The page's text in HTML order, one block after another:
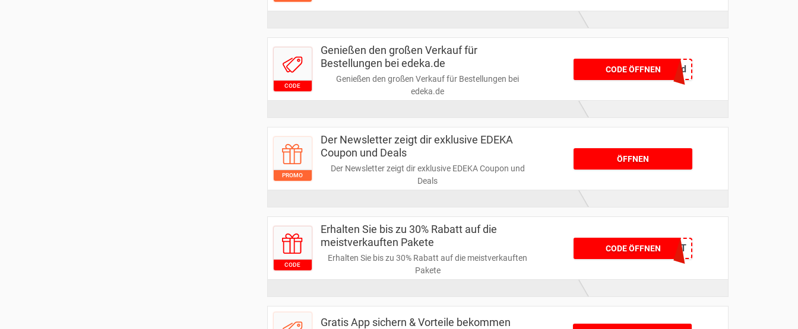
CODE
Genießen den großen Verkauf für
Bestellungen bei edeka.de
Genießen den großen Verkauf für Bestellungen bei
edeka.de
CODE ÖFFNEN wird
PROMO
Der Newsletter zeigt dir exklusive EDEKA
Coupon und Deals
Der Newsletter zeigt dir exklusive EDEKA Coupon und
Deals
ÖFFNEN
CODE
Erhalten Sie bis zu 30% Rabatt auf die
meistverkauften Pakete
Erhalten Sie bis zu 30% Rabatt auf die meistverkauften
Pakete
CODE ÖFFNEN
KEIN CODE BENÖTIGT
Gratis App sichern & Vorteile bekommen